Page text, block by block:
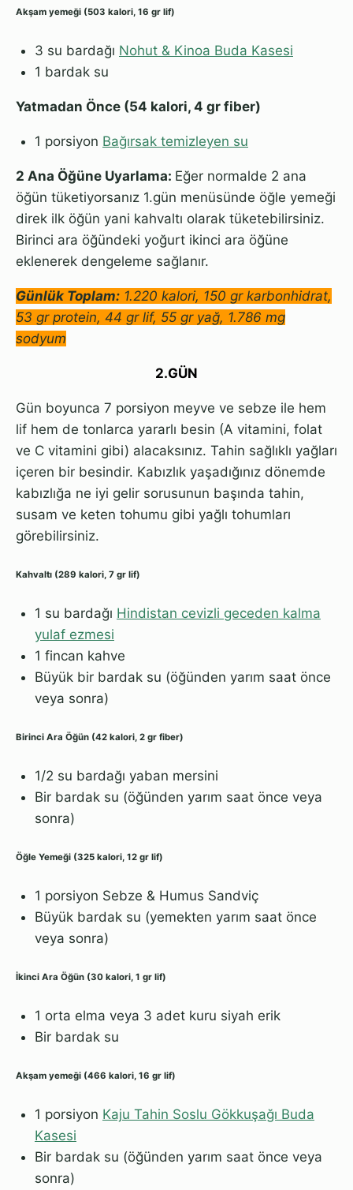
Akşam yemeği (503 kalori, 16 gr lif)
3 su bardağı Nohut & Kinoa Buda Kasesi
1 bardak su
Yatmadan Önce (54 kalori, 4 gr fiber)
1 porsiyon Bağırsak temizleyen su
2 Ana Öğüne Uyarlama: Eğer normalde 2 ana
öğün tüketiyorsanız 1.gün menüsünde öğle yemeği
direk ilk öğün yani kahvaltı olarak tüketebilirsiniz.
Birinci ara öğündeki yoğurt ikinci ara öğüne
eklenerek dengeleme sağlanır.
Günlük Toplam: 1.220 kalori, 150 gr karbonhidrat,
53 gr protein, 44 gr lif, 55 gr yağ, 1.786 mg
sodyum
2.GÜN
Gün boyunca 7 porsiyon meyve ve sebze ile hem
lif hem de tonlarca yararlı besin (A vitamini, folat
ve C vitamini gibi) alacaksınız. Tahin sağlıklı yağları
içeren bir besindir. Kabızlık yaşadığınız dönemde
kabızlığa ne iyi gelir sorusunun başında tahin,
susam ve keten tohumu gibi yağlı tohumları
görebilirsiniz.
Kahvaltı (289 kalori, 7 gr lif)
1 su bardağı Hindistan cevizli geceden kalma
yulaf ezmesi
1 fincan kahve
Büyük bir bardak su (öğünden yarım saat önce
veya sonra)
Birinci Ara Öğün (42 kalori, 2 gr fiber)
1/2 su bardağı yaban mersini
Bir bardak su (öğünden yarım saat önce veya
sonra)
Öğle Yemeği (325 kalori, 12 gr lif)
1 porsiyon Sebze & Humus Sandviç
Büyük bardak su (yemekten yarım saat önce
veya sonra)
İkinci Ara Öğün (30 kalori, 1 gr lif)
1 orta elma veya 3 adet kuru siyah erik
Bir bardak su
Akşam yemeği (466 kalori, 16 gr lif)
1 porsiyon Kaju Tahin Soslu Gökkuşağı Buda
Kasesi
Bir bardak su (öğünden yarım saat önce veya
sonra)